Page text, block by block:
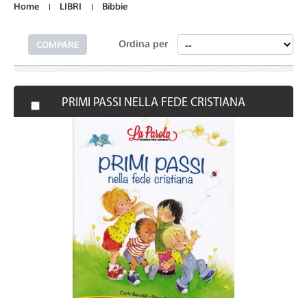
Home LIBRI Bibbie
Ordina per
PRIMI PASSI NELLA FEDE CRISTIANA